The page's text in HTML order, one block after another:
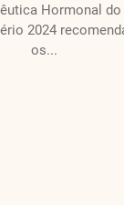
Hormonal do
2024
os...